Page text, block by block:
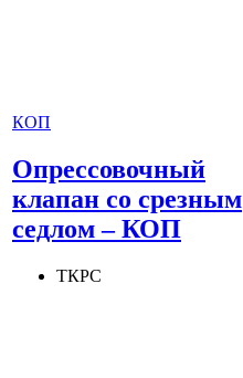
КОП
Опрессовочный
клапан со срезным
седлом – КОП
ТКРС